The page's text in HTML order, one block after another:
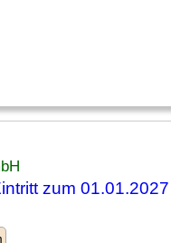
zum 01.01.2027